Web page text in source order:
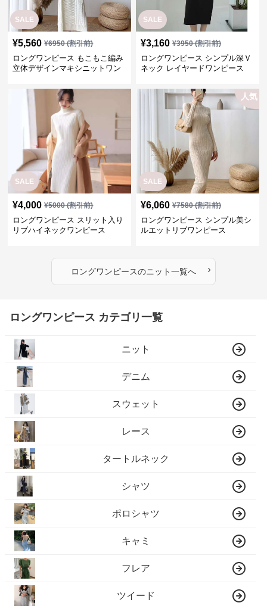
SALE
¥5,560 ¥6950(割引前)
ロングワンピース もこもこ編み
立体デザインマキシニットワン
SALE
¥3,160 ¥3950(割引前)
ロングワンピース シンプル深Ｖ
ネック レイヤードワンピース
SALE
¥4,000 ¥5000(割引前)
ロングワンピース スリット入り
リブハイネックワンピース
SALE
人気
¥6,060 ¥7580(割引前)
ロングワンピース シンプル美シ
ルエットリブワンピース
ロングワンピースのニット一覧へ ›
ロングワンピース カテゴリ一覧
ニット
デニム
スウェット
レース
タートルネック
シャツ
ポロシャツ
キャミ
フレア
ツイード